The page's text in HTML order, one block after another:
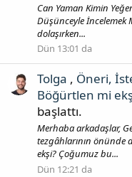
Can Yaman Kimin
Düşünceyle İncelemek
dolaşırken...
Dün 13:01 da
Tolga , Öneri,
Böğürtlen mi
başlattı.
Merhaba arkadaşlar,
tezgâhlarının
ekşi? Çoğumuz bu...
Dün 12:21 da